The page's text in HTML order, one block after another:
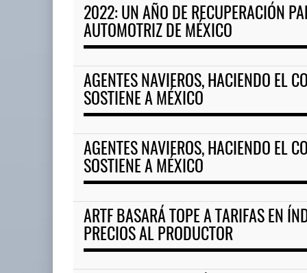
2022: UN AÑO DE RECUPERACIÓN
AUTOMOTRIZ DE MÉXICO
AGENTES NAVIEROS, HACIENDO EL
SOSTIENE A MÉXICO
AGENTES NAVIEROS, HACIENDO EL
SOSTIENE A MÉXICO
ARTF BASARÁ TOPE A TARIFAS EN
PRECIOS AL PRODUCTOR
APM Terminals incrementa
equipamiento para mo ...
05 AGO 2026
ExxonMobil lleva
05 AGO 2026